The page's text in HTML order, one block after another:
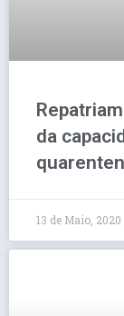
da
13 de Maio, 2020